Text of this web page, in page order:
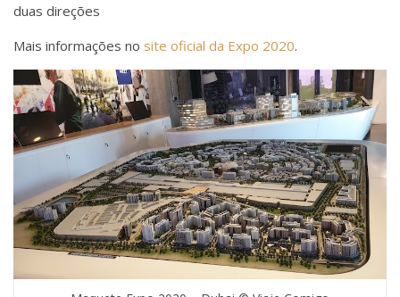
duas direções
Mais informações no site oficial da Expo 2020.